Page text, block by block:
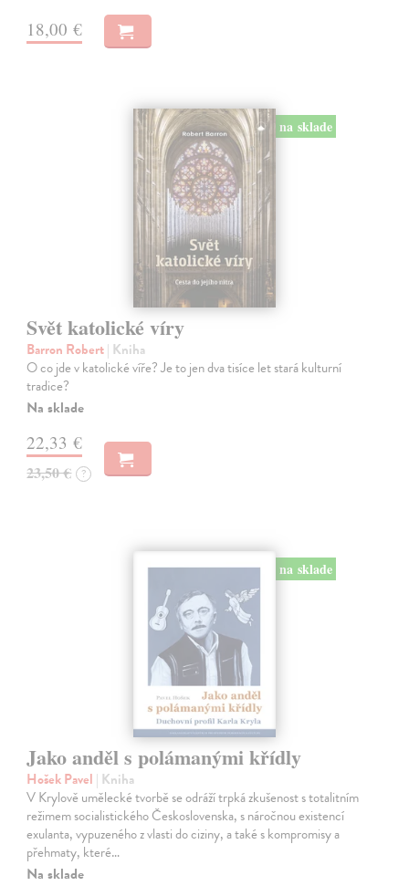
18,00 €
na sklade
Svět katolické víry
Barron Robert| Kniha
O co jde v katolické víře? Je to jen dva tisíce let stará kulturní
tradice?
Na sklade
22,33 €
23,50 € ?
na sklade
Jako anděl s polámanými křídly
Hošek Pavel | Kniha
V Krylově umělecké tvorbě se odráží trpká zkušenost s totalitním
režimem socialistického Československa, s náročnou existencí
exulanta, vypuzeného z vlasti do ciziny, a také s kompromisy a
přehmaty, které…
Na sklade